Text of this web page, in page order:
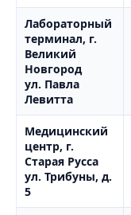
Лабораторный
терминал, г.
Великий
Новгород
ул. Павла
Левитта
Медицинский
центр, г.
Старая Русса
ул. Трибуны, д.
5